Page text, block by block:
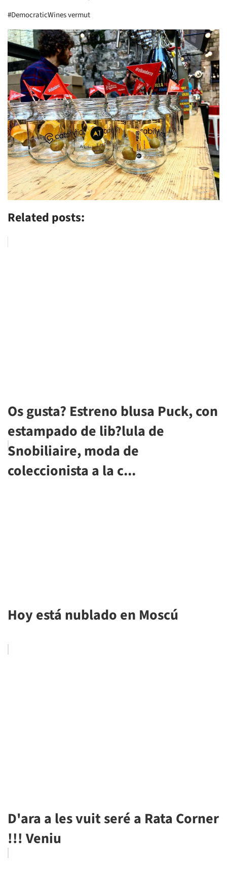
#DemocraticWines vermut
Related posts:
Os gusta? Estreno blusa Puck, con
estampado de lib?lula de
Snobiliaire, moda de
coleccionista a la c...
Hoy está nublado en Moscú
D'ara a les vuit seré a Rata Corner
!!! Veniu